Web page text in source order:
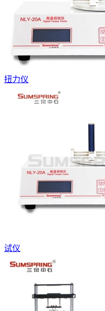
扭力仪
试仪